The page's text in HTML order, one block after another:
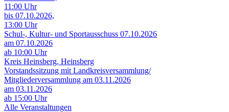
11:00 Uhr
bis 07.10.2026,
13:00 Uhr
Schul-, Kultur- und Sportausschuss 07.10.2026
am 07.10.2026
ab 10:00 Uhr
Kreis Heinsberg, Heinsberg
Vorstandssitzung mit Landkreisversammlung/
Mitgliederversammlung am 03.11.2026
am 03.11.2026
ab 15:00 Uhr
Alle Veranstaltungen